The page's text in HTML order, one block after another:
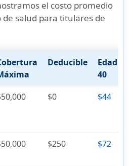
el costo promedio
salud para titulares de
Deducible
Edad
40
$0 $44
$250 $72